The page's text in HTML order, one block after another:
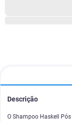
Descrição
O Shampoo Haskell